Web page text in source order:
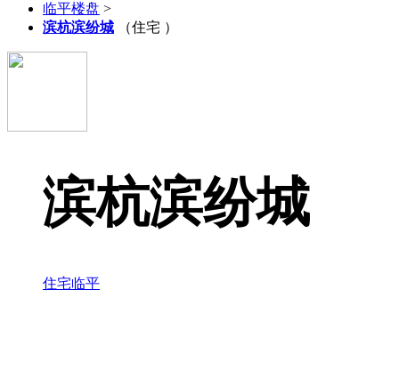
临平楼盘 >
滨杭滨纷城 （住宅 ）
滨杭滨纷城
住宅临平